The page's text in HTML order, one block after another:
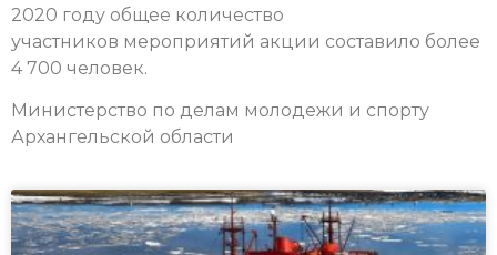
2020 году общее количество
участников мероприятий акции составило более
4 700 человек.
Министерство по делам молодежи и спорту
Архангельской области